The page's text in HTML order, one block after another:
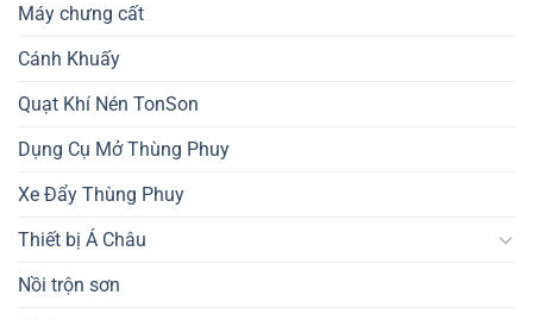
Máy chưng cất
Cánh Khuấy
Quạt Khí Nén TonSon
Dụng Cụ Mở Thùng Phuy
Xe Đẩy Thùng Phuy
Thiết bị Á Châu
Nồi trộn sơn